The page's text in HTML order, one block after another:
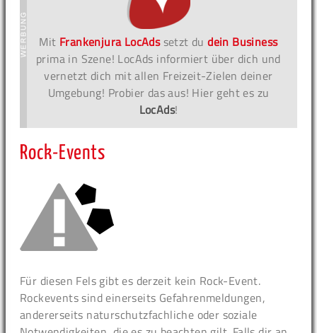
Mit Frankenjura LocAdssetzt dudein Business
prima in Szene! LocAds informiert über dich und
vernetzt dich mit allen Freizeit-Zielen deiner
Umgebung! Probier das aus! Hier geht es zu
LocAds!
Rock-Events
Für diesen Fels gibt es derzeit kein Rock-Event.
Rockevents sind einerseits Gefahrenmeldungen,
andererseits naturschutzfachliche oder soziale